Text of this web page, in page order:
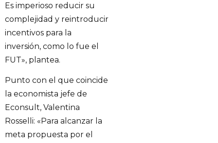
Es imperioso reducir su
complejidad y reintroducir
incentivos para la
inversión, como lo fue el
FUT», plantea.
Punto con el que coincide
la economista jefe de
Econsult, Valentina
Rosselli: «Para alcanzar la
meta propuesta por el